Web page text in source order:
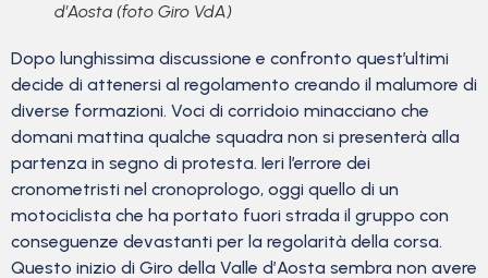
d’Aosta (foto Giro VdA)
Dopo lunghissima discussione e confronto quest’ultimi
decide di attenersi al regolamento creando il malumore di
diverse formazioni. Voci di corridoio minacciano che
domani mattina qualche squadra non si presenterà alla
partenza in segno di protesta. Ieri l’errore dei
cronometristi nel cronoprologo, oggi quello di un
motociclista che ha portato fuori strada il gruppo con
conseguenze devastanti per la regolarità della corsa.
Questo inizio di Giro della Valle d’Aosta sembra non avere